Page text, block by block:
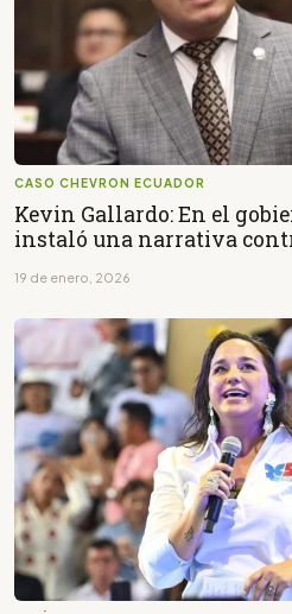
CASO CHEVRON ECUADOR
Kevin Gallardo: En el
instaló una narrativa
19 de enero, 2026